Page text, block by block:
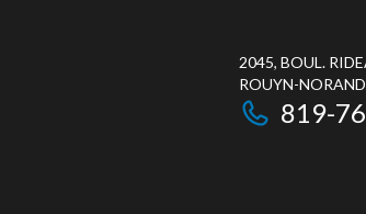
2045, BOUL.
ROUYN-
819-